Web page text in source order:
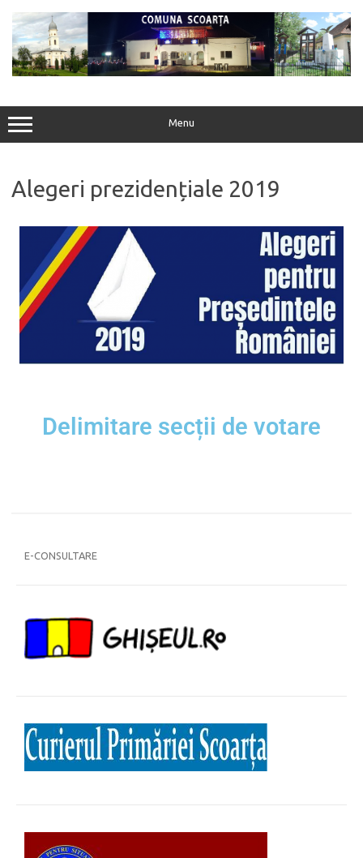
Menu
Alegeri prezidențiale 2019
Delimitare secții de votare
E-CONSULTARE